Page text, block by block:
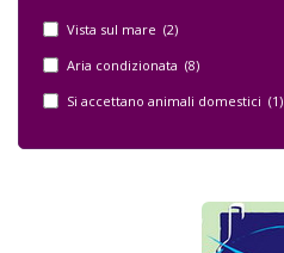
Vista sul mare (2)
Aria condizionata (8)
Si accettano animali domestici (1)